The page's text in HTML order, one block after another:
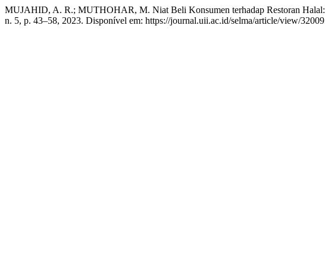
MUJAHID, A. R.; MUTHOHAR, M. Niat Beli Konsumen terhadap Restoran Halal:
n. 5, p. 43–58, 2023. Disponível em: https://journal.uii.ac.id/selma/article/view/